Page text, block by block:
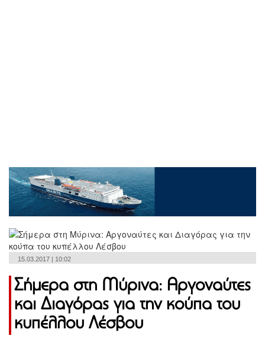
15.03.2017 | 10:02
Σήμερα στη Μύρινα: Αργοναύτες
και Διαγόρας για την κούπα του
κυπέλλου Λέσβου